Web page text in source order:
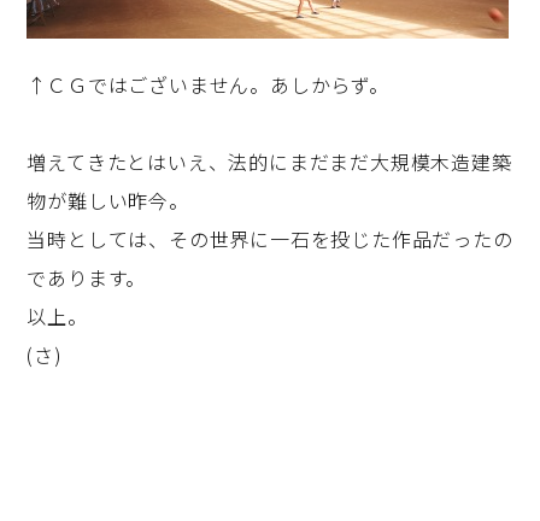
↑ＣＧではございません。あしからず。
増えてきたとはいえ、法的にまだまだ大規模木造建築
物が難しい昨今。
当時としては、その世界に一石を投じた作品だったの
であります。
以上。
(さ)